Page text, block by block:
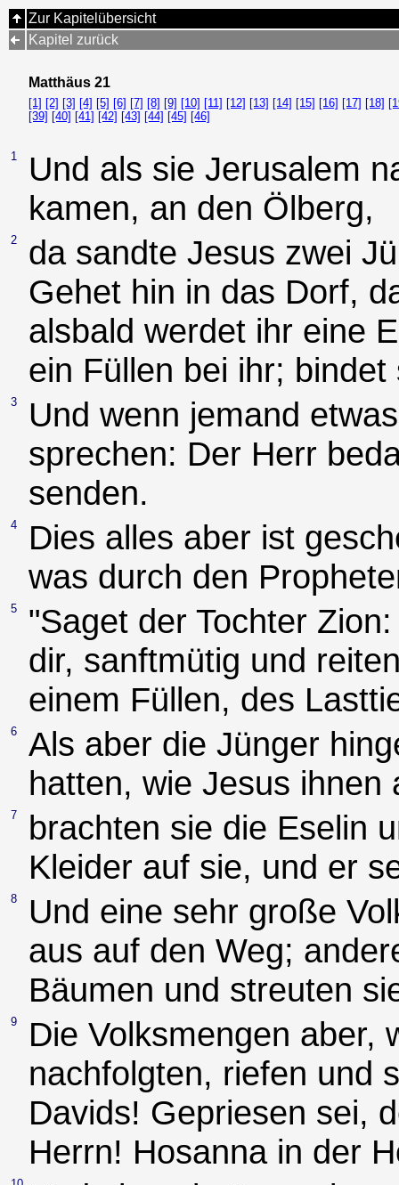
Zur Kapitelübersicht
Kapitel zurück
Matthäus 21
[1] [2] [3] [4] [5] [6] [7] [8] [9] [10] [11] [12] [13] [14] [15] [16] [17] [18]
[39] [40] [41] [42] [43] [44] [45] [46]
1
Und als sie Jerusalem
kamen, an den Ölberg,
2
da sandte Jesus zwei
Gehet hin in das Dorf,
alsbald werdet ihr eine
ein Füllen bei ihr;
3
Und wenn jemand
sprechen: Der Herr
senden.
4
Dies alles aber ist
was durch den
5
"Saget der Tochter
dir, sanftmütig und
einem Füllen, des
6
Als aber die Jünger
hatten, wie Jesus ihnen
7
brachten sie die Eselin
Kleider auf sie, und er
8
Und eine sehr große
aus auf den Weg;
Bäumen und streuten
9
Die Volksmengen aber,
nachfolgten, riefen und
Davids! Gepriesen sei,
Herrn! Hosanna in der